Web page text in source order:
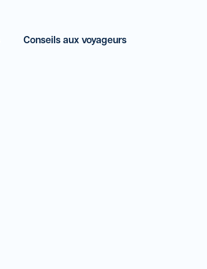
Conseils aux voyageurs